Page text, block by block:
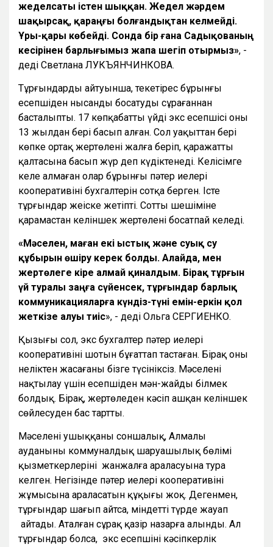
жеделсаты істен шыққан. Жедел жәрдем
шақырсақ, қараңғы болғандықтан келмейді.
Ұры-қары көбейді. Сонда бір ғана Садықованың
кесірінен барлығымыз жапа шегіп отырмыз», -
деді Светлана ЛУКЪЯНЧИНКОВА.
Тұрғындардың айтуынша, текетірес бұрынғы
есепшіден нысанды босатуды сұрағаннан
басталыпты. 17 көпқабатты үйдің экс есепшісі оны
13 жылдан бері басып алған. Сол уақыттан бері
көпке ортақ жертөлені жалға беріп, қаражатты
қалтасына басып жүр деп күдіктенеді. Келісімге
келе алмаған олар бұрынғы пәтер иелері
кооперативінің бухгалтерін сотқа берген. Істе
тұрғындар жеңіске жетіпті. Соттың шешіміне
қарамастан келіншек жертөлені босатпай келеді.
«Мәселен, маған екі ыстық және суық су
құбырын өшіру керек болды. Алайда, мен
жертөлеге кіре алмай қиналдым. Бірақ тұрғын
үй туралы заңға сүйенсек, тұрғындар барлық
коммуникацияларға күндіз-түні емін-еркін қол
жеткізе алуы тиіс», - деді Ольга СЕРГИЕНКО.
Қызығы сол, экс бухгалтер пәтер иелері
кооперативінің шотын бұғаттап тастаған. Бірақ оны
неліктен жасағаны бізге түсініксіз. Мәселені
нақтылау үшін есепшіден мән-жайды білмек
болдық. Бірақ, жертөледен кәсіп ашқан келіншек
сөйлесуден бас тартты.
Мәселенің ушыққаны соншалық, Алмалы
ауданының коммуналдық шаруашылық бөлімі
қызметкерлерінің жанжалға араласуына тура
келген. Негізінде пәтер иелері кооперативінің
жұмысына араласатын құқығы жоқ. Дегенмен,
тұрғындар шағып айтса, міндетті түрде жауап
айтады. Аталған сұрақ қазір назарға алынды. Ал
тұрғындар болса, экс есепшінің кәсіпкерлік